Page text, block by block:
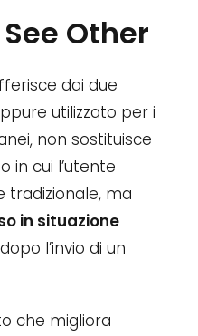
Other
dai due
utilizzato per i
non sostituisce
in cui l’utente
tradizionale, ma
in situazione
l’invio di un
che migliora